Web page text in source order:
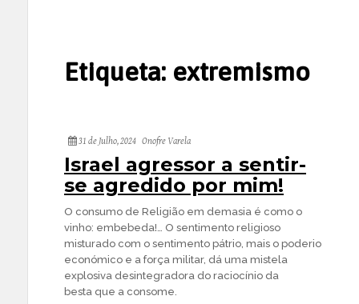
Etiqueta: extremismo
31 de Julho, 2024 Onofre Varela
Israel agressor a sentir-
se agredido por mim!
O consumo de Religião em demasia é como o
vinho: embebeda!… O sentimento religioso
misturado com o sentimento pátrio, mais o poderio
económico e a força militar, dá uma mistela
explosiva desintegradora do raciocínio da
besta que a consome.